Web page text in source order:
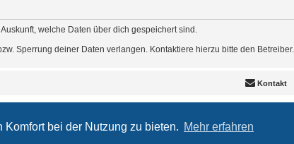
bei der Nutzung zu bieten. Mehr erfahren
welche Daten über dich gespeichert sind.
Sperrung deiner Daten verlangen. Kontaktiere hierzu bitte den Betreiber.
Kontakt
Impressum |Datenschutz Nutzungsbedingungen